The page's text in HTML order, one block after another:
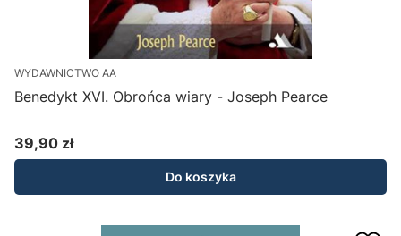
WYDAWNICTWO AA
Benedykt XVI. Obrońca wiary - Joseph Pearce
Cena
39,90 zł
Do koszyka